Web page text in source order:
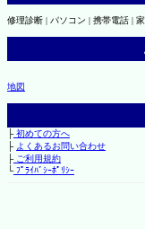
修理診断 | パソコン | 携帯電話 |
地図
├初めての方へ
├ よくあるお問い合わせ
├ご利用規約
└ﾌﾟﾗｲﾊﾞｼｰﾎﾟﾘｼｰ